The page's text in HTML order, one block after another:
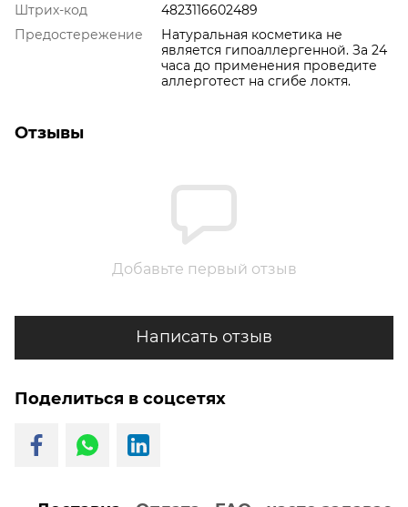
Штрих-код
4823116602489
Предостережение
Натуральная косметика не
является гипоаллергенной. За 24
часа до применения проведите
аллерготест на сгибе локтя.
Отзывы
Добавьте первый отзыв
Написать отзыв
Поделиться в соцсетях